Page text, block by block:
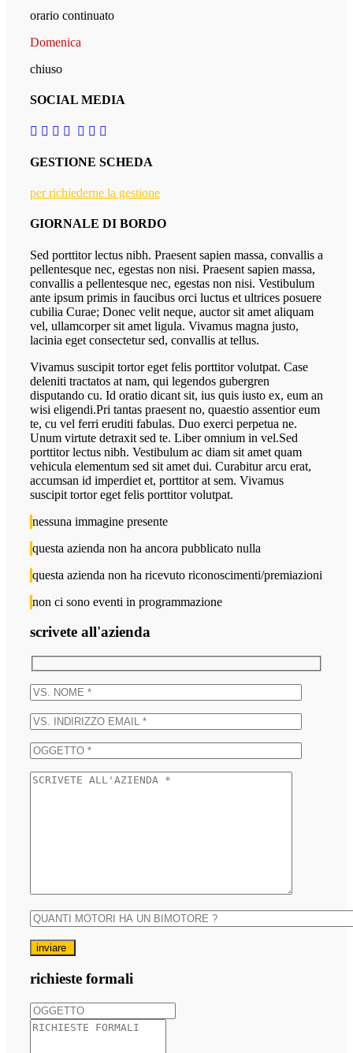
orario continuato
Domenica
chiuso
SOCIAL MEDIA
GESTIONE SCHEDA
per richiederne la gestione
GIORNALE DI BORDO
Sed porttitor lectus nibh. Praesent sapien massa, convallis a
pellentesque nec, egestas non nisi. Praesent sapien massa,
convallis a pellentesque nec, egestas non nisi. Vestibulum
ante ipsum primis in faucibus orci luctus et ultrices posuere
cubilia Curae; Donec velit neque, auctor sit amet aliquam
vel, ullamcorper sit amet ligula. Vivamus magna justo,
lacinia eget consectetur sed, convallis at tellus.
Vivamus suscipit tortor eget felis porttitor volutpat. Case
deleniti tractatos at nam, qui legendos gubergren
disputando cu. Id oratio dicant sit, ius quis iusto ex, eum an
wisi eligendi.Pri tantas praesent no, quaestio assentior eum
te, cu vel ferri eruditi fabulas. Duo exerci perpetua ne.
Unum virtute detraxit sed te. Liber omnium in vel.Sed
porttitor lectus nibh. Vestibulum ac diam sit amet quam
vehicula elementum sed sit amet dui. Curabitur arcu erat,
accumsan id imperdiet et, porttitor at sem. Vivamus
suscipit tortor eget felis porttitor volutpat.
nessuna immagine presente
questa azienda non ha ancora pubblicato nulla
questa azienda non ha ricevuto riconoscimenti/premiazioni
non ci sono eventi in programmazione
scrivete all'azienda
inviare
richieste formali